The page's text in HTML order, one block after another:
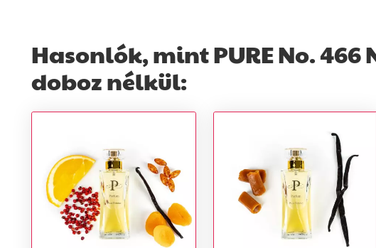
Hasonlók, mint PURE No. 466
doboz nélkül: